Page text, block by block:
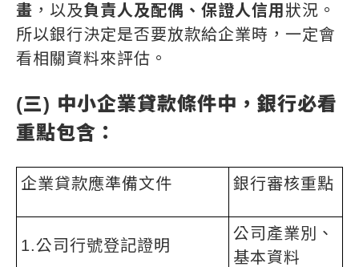
畫 ，以及負責人及配偶、保證人信用 狀況。
所以銀行決定是否要放款給企業時，一定會
看相關資料來評估。
(三) 中小企業貸款條件中，銀行必看
重點包含：
企業貸款應準備文件 銀行審核重點
1.公司行號登記證明
公司產業別、
基本資料